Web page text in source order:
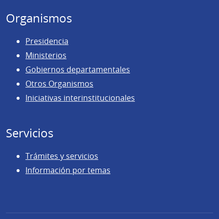
Organismos
Presidencia
Ministerios
Gobiernos departamentales
Otros Organismos
Iniciativas interinstitucionales
Servicios
Trámites y servicios
Información por temas